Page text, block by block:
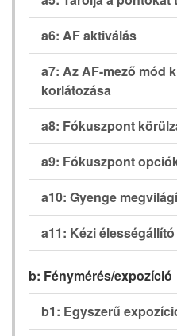
a6: AF aktiválás
a7: Az AF-mező mód
korlátozása
a8: Fókuszpont
a9: Fókuszpont
a10: Gyenge
a11: Kézi
b: Fénymérés/expozíció
b1: Egyszerű